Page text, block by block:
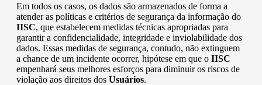
Em todos os casos, os dados são armazenados de forma a
atender as políticas e critérios de segurança da informação do
IISC, que estabelecem medidas técnicas apropriadas para
garantir a confidencialidade, integridade e inviolabilidade dos
dados. Essas medidas de segurança, contudo, não extinguem
a chance de um incidente ocorrer, hipótese em que o IISC
empenhará seus melhores esforços para diminuir os riscos de
violação aos direitos dos Usuários.